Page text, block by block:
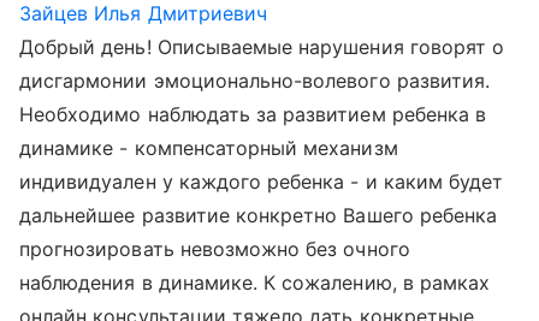
Зайцев Илья Дмитриевич
Добрый день! Описываемые нарушения говорят о
дисгармонии эмоционально-волевого развития.
Необходимо наблюдать за развитием ребенка в
динамике - компенсаторный механизм
индивидуален у каждого ребенка - и каким будет
дальнейшее развитие конкретно Вашего ребенка
прогнозировать невозможно без очного
наблюдения в динамике. К сожалению, в рамках
онлайн консультации тяжело дать конкретные